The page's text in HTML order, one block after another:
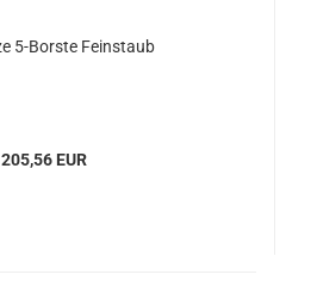
5-Borste Feinstaub
205,56 EUR